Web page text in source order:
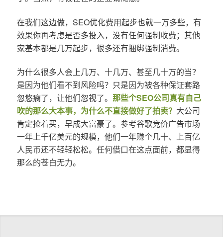
在我们这边做，SEO优化费用起步也就一万多些，有
效果你再考虑是否多投入，没有任何强制收费；其他
家基本都是几万起步，很多还有捆绑强制消费。
为什么很多人会上几万、十几万、甚至几十万的当？
是因为他们看不到风险吗？只是因为被各种保证套路
忽悠瘸了，让他们忽视了。 那些个SEO公司真有自己
吹的那么大本事，为什么不直接做好了拍卖？ 大公司
肯定抢着买，早成大富豪了。参考谷歌竞价广告市场
一年上千亿美元的规模，他们一年赚个几十、上百亿
人民币还不轻轻松松。任何借口在这点面前，都显得
那么的苍白无力。